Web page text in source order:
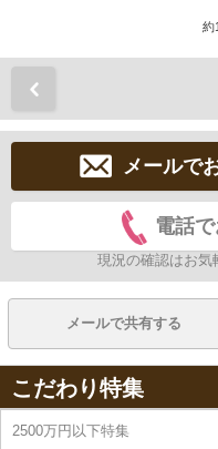
約
メールで
電話
現況の確認はお気
メールで共有する
こだわり特集
2500万円以下特集